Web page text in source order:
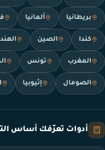
بريطانيا ألمانيا
كندا الصين الهند
المغرب تونس
الصومال إثيوبيا
أدوات تعرّفك أساس